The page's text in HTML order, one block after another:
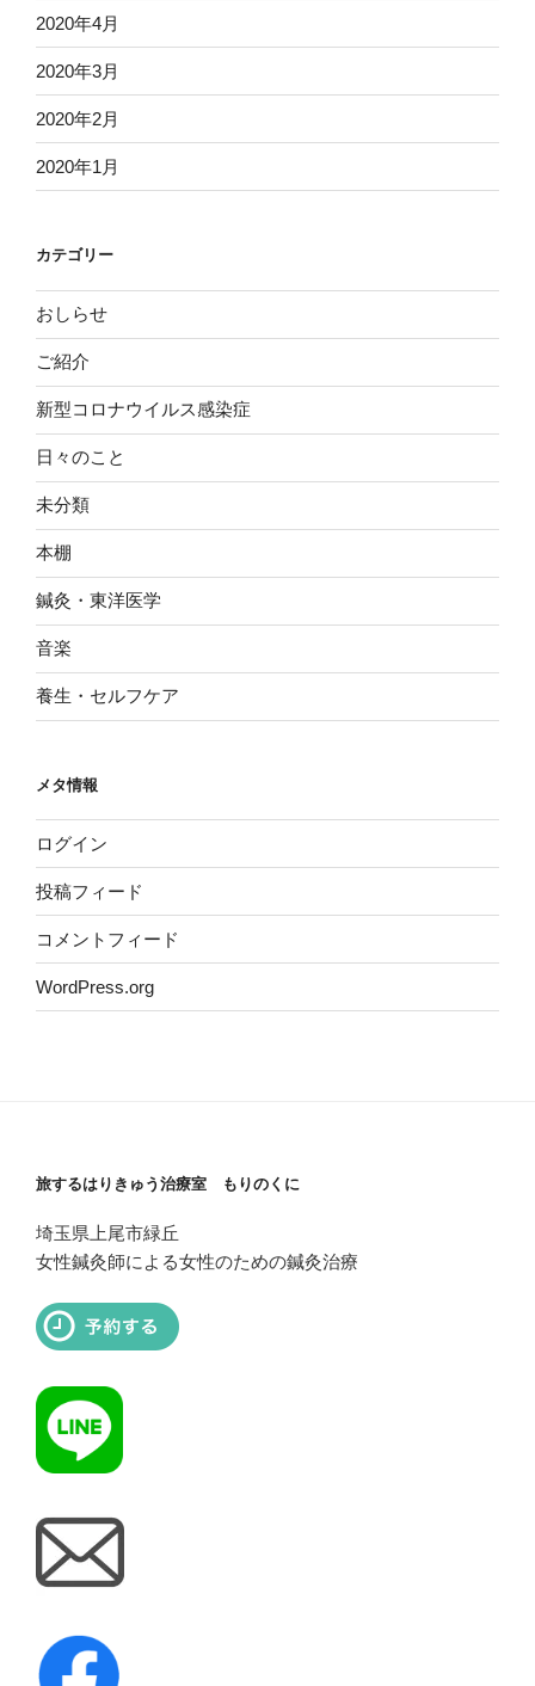
2020年4月
2020年3月
2020年2月
2020年1月
カテゴリー
おしらせ
ご紹介
新型コロナウイルス感染症
日々のこと
未分類
本棚
鍼灸・東洋医学
音楽
養生・セルフケア
メタ情報
ログイン
投稿フィード
コメントフィード
WordPress.org
旅するはりきゅう治療室 もりのくに
埼玉県上尾市緑丘
女性鍼灸師による女性のための鍼灸治療